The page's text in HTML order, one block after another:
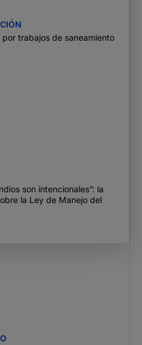
trabajos de saneamiento
son intencionales”: la
la Ley de Manejo del